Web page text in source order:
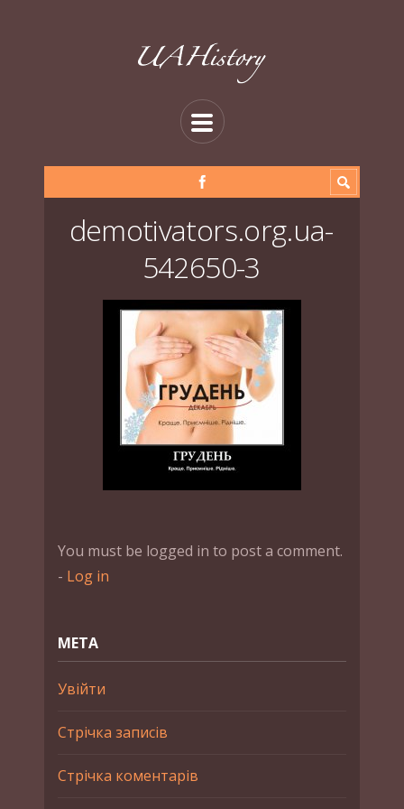
demotivators.org.ua-
542650-3
You must be logged in to post a comment.
- Log in
МЕТА
Увійти
Стрічка записів
Стрічка коментарів